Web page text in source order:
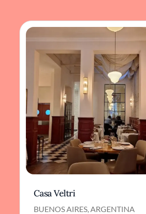
Casa Veltri
BUENOS AIRES, ARGENTINA